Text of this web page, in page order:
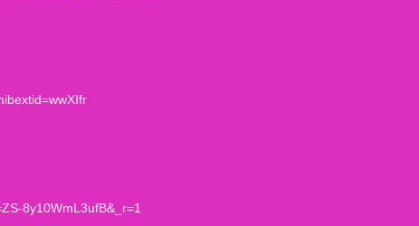
8y10WmL3ufB&_r=1